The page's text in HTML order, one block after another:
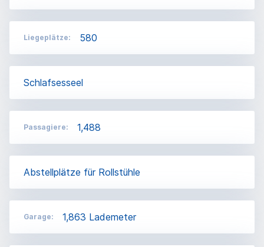
Liegeplätze: 580
Schlafsesseel
Passagiere: 1,488
Αbstellplätze für Rollstühle
Garage: 1,863 Lademeter